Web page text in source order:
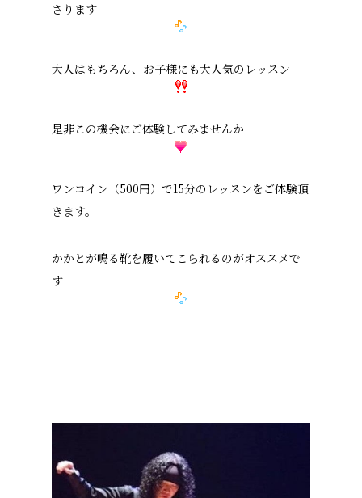
さります
大人はもちろん、お子様にも大人気のレッスン
是非この機会にご体験してみませんか
ワンコイン（500円）で15分のレッスンをご体験頂
きます。
かかとが鳴る靴を履いてこられるのがオススメで
す